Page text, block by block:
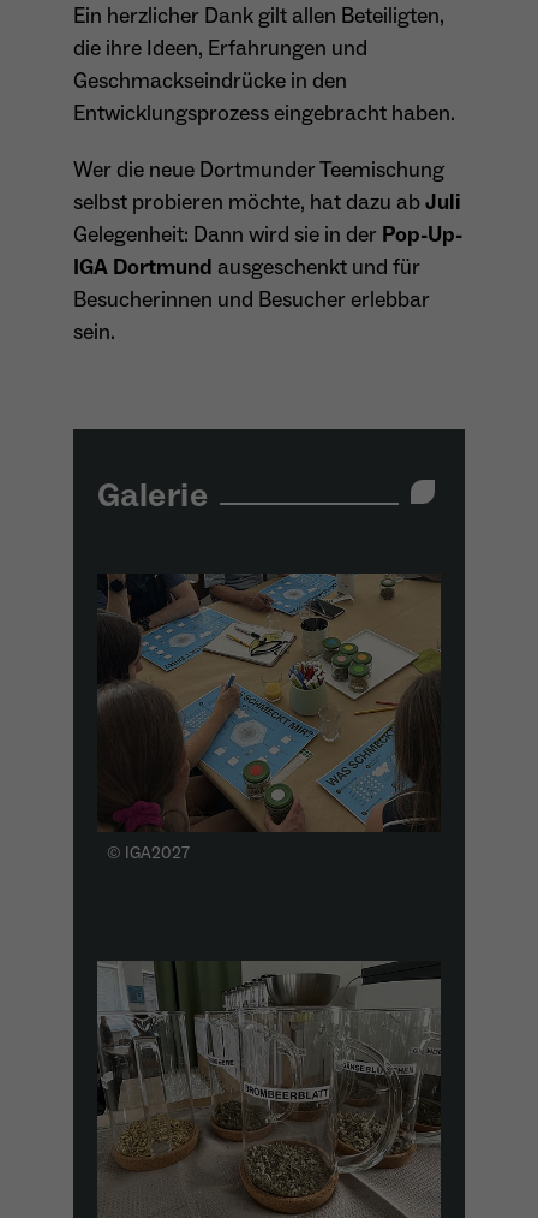
Zweck
Temporäre Session-ID, ohne
personenbezogene Daten.
Name
Anbieter Google Analytics
Laufzeit 1 Jahr
Zweck Unterscheidung der Webseitenbesucher.
Name _ga_TNS3S6RE8W
Anbieter Google LLC
Zweck
Vergibt eine zufällige, pseudonyme ID, damit
erkannt wird, ob ein Besucher neu oder
wiederkehrend ist.
_gcl_au
Google LLC
Laufzeit 4 Monate
Zweck
und Werbewirksamkeitsmessung - Hilft zu
verstehen, wie Nutzer mit Anzeigen
interagieren
Name _fbp
Anbieter Meta Platforms Inc. (Facebook)
Ein herzlicher Dank gilt allen Beteiligten,
die ihre Ideen, Erfahrungen und
Geschmackseindrücke in den
Entwicklungsprozess eingebracht haben.
Wer die neue Dortmunder Teemischung
selbst probieren möchte, hat dazu abJuli
Gelegenheit: Dann wird sie in der Pop-Up-
IGA Dortmund ausgeschenkt und für
Besucherinnen und Besucher erlebbar
sein.
Galerie
© IGA2027